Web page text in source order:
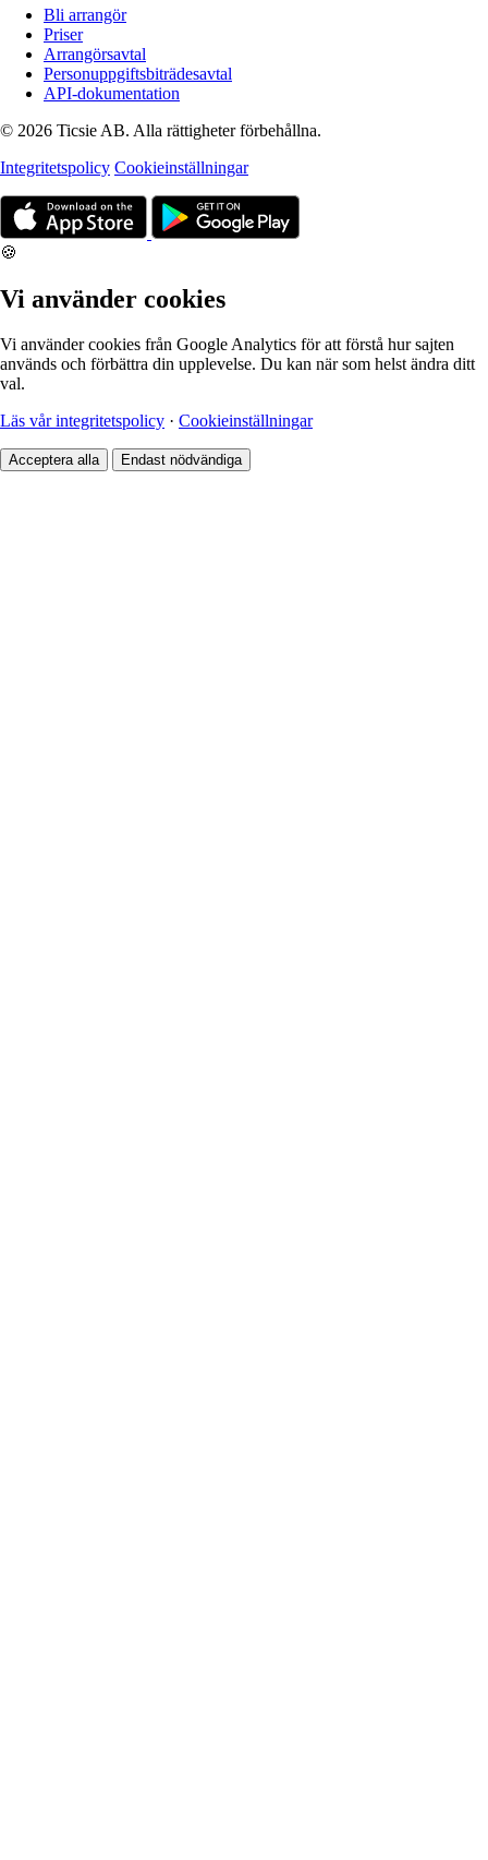
Bli arrangör
Priser
Arrangörsavtal
Personuppgiftsbiträdesavtal
API-dokumentation
© 2026 Ticsie AB. Alla rättigheter förbehållna.
Integritetspolicy Cookieinställningar
🍪
Vi använder cookies
Vi använder cookies från Google Analytics för att förstå hur sajten
används och förbättra din upplevelse. Du kan när som helst ändra ditt
val.
Läs vår integritetspolicy · Cookieinställningar
Acceptera alla Endast nödvändiga